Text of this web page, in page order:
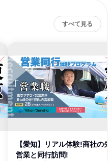
すべて見る
【愛知】リアル体験!商社の
営業と同行訪問!